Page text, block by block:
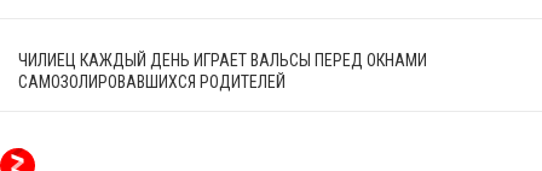
ЧИЛИЕЦ КАЖДЫЙ ДЕНЬ ИГРАЕТ ВАЛЬСЫ ПЕРЕД ОКНАМИ
САМОЗОЛИРОВАВШИХСЯ РОДИТЕЛЕЙ